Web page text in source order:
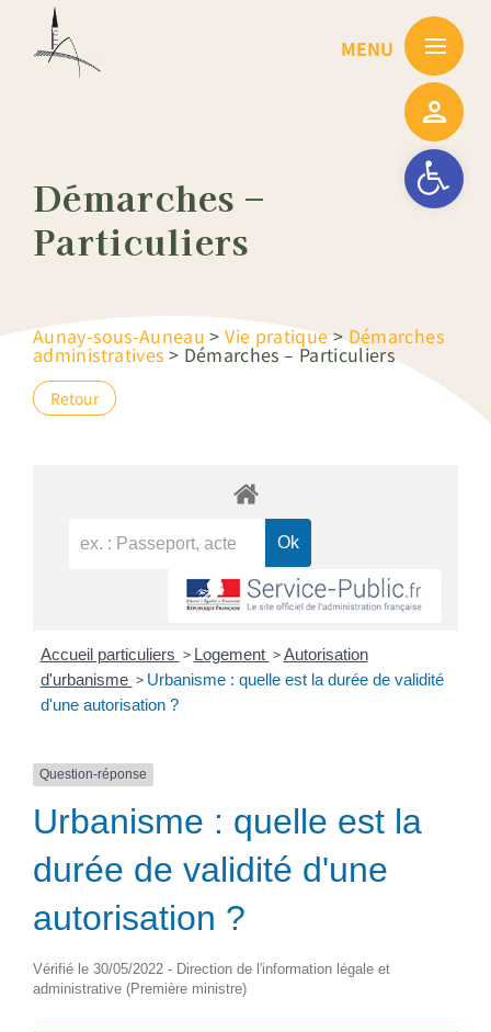
Ouvrir la
Démarches –
Particuliers
Aunay-sous-Auneau >Vie pratique>Démarches
administratives > Démarches – Particuliers
Retour
Accueil particuliers > Logement > Autorisation
d'urbanisme > Urbanisme : quelle est la durée de validité
d'une autorisation ?
Question-réponse
Urbanisme : quelle est la
durée de validité d'une
autorisation ?
Vérifié le 30/05/2022 - Direction de l'information légale et
administrative (Première ministre)